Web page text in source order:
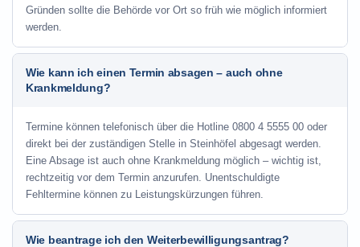
Gründen sollte die Behörde vor Ort so früh wie möglich informiert
werden.
Wie kann ich einen Termin absagen – auch ohne
Krankmeldung?
Termine können telefonisch über die Hotline 0800 4 5555 00 oder
direkt bei der zuständigen Stelle in Steinhöfel abgesagt werden.
Eine Absage ist auch ohne Krankmeldung möglich – wichtig ist,
rechtzeitig vor dem Termin anzurufen. Unentschuldigte
Fehltermine können zu Leistungskürzungen führen.
Wie beantrage ich den Weiterbewilligungsantrag?